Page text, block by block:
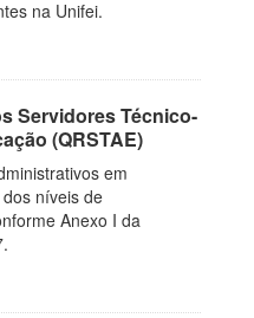
na Unifei.
Servidores Técnico-
(QRSTAE)
em
níveis de
Anexo I da